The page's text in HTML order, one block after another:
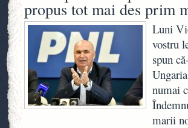
propus tot mai des prim
Luni
vostru
spun
numai
marii